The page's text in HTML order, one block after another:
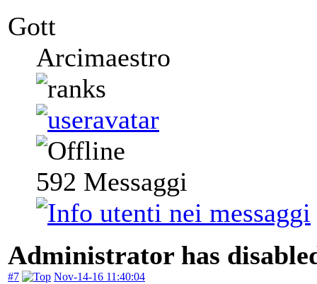
Gott
Arcimaestro
592 Messaggi
Administrator has
#7 Nov-14-16 11:40:04